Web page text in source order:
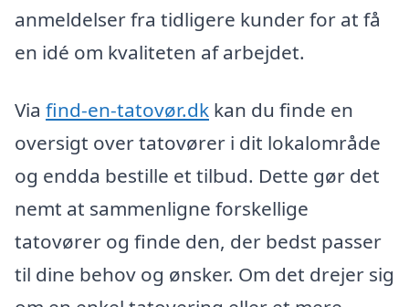
anmeldelser fra tidligere kunder for at få
en idé om kvaliteten af arbejdet.
Via find-en-tatovør.dk kan du finde en
oversigt over tatovører i dit lokalområde
og endda bestille et tilbud. Dette gør det
nemt at sammenligne forskellige
tatovører og finde den, der bedst passer
til dine behov og ønsker. Om det drejer sig